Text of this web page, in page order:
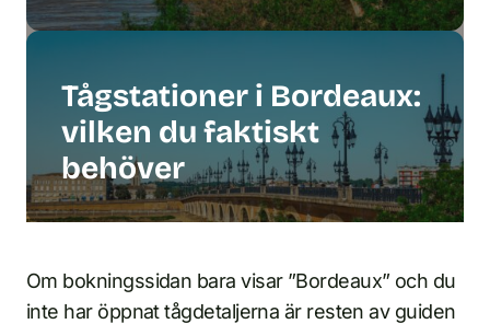
Tågstationer i Bordeaux:
vilken du faktiskt
behöver
Om bokningssidan bara visar ”Bordeaux” och du
inte har öppnat tågdetaljerna är resten av guiden